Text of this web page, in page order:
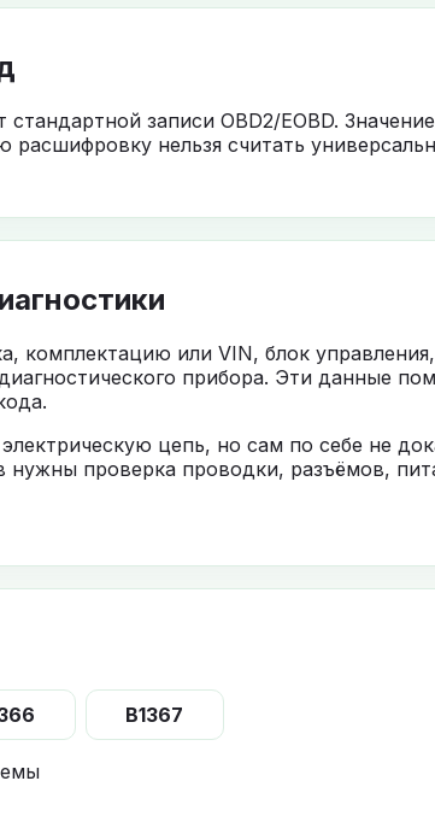
записи OBD2/EOBD.
нельзя считать
комплектацию или VIN, блок
прибора. Эти данные
цепь, но сам по себе не
нужны проверка проводки, разъёмов,
B1367